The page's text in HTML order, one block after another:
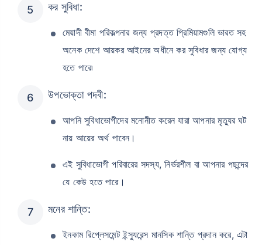
কর সুবিধা:
মেয়াদী বীমা পরিকল্পনার জন্য প্রদত্ত প্রিমিয়ামগুলি ভারত সহ
অনেক দেশে আয়কর আইনের অধীনে কর সুবিধার জন্য যোগ্য
হতে পারে৷
উপভোক্তা পদবী:
আপনি সুবিধাভোগীদের মনোনীত করেন যারা আপনার মৃত্যুর ঘট
নায় আয়ের অর্থ পাবেন।
এই সুবিধাভোগী পরিবারের সদস্য, নির্ভরশীল বা আপনার পছন্দের
যে কেউ হতে পারে।
মনের শান্তি:
ইনকাম রিপ্লেসমেন্ট ইন্স্যুরেন্স মানসিক শান্তি প্রদান করে, এটা